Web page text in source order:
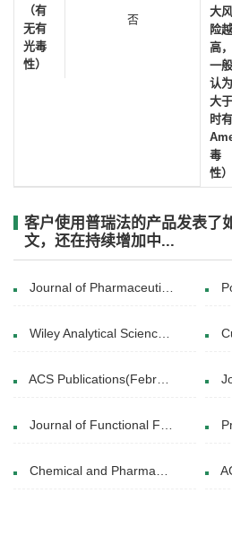
（有
无有
光毒
性）
否
大风
险越
高，
一般
认为
大
时有
毒
性）
客户使用普瑞法的产品发表了
文，还在持续增加中...
Journal of Pharmaceutical and Biomedical Analysis(15 October 2024)
Wiley Analytical Science(22 September 2021)
ACS Publications(February 24, 2025)
Journal of Functional Foods(August 2018)
Chemical and Pharmaceutical Bulletin(20161201)